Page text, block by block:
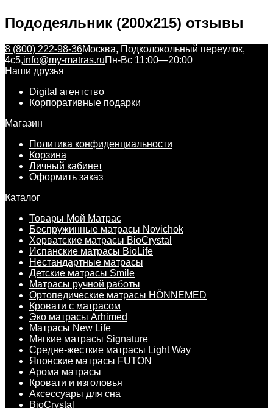
Пододеяльник (200x215) отзывы
8 (800) 222-98-36Москва, Подколокольный переулок,
4с5,info@my-matras.ruПн-Вс 11:00—20:00
Наши друзья
Digital агентство
Корпоративные подарки
Магазин
Политика конфиденциальности
Корзина
Личный кабинет
Оформить заказ
Каталог
Товары Мой Матрас
Беспружинные матрасы Novichok
Хорватские матрасы BioCrystal
Испанские матрасы BioLife
Нестандартные матрасы
Детские матрасы Smile
Матрасы ручной работы
Ортопедические матрасы HÖNNEMED
Кровати с матрасом
Эко матрасы Arhimed
Матрасы New Life
Мягкие матрасы Signature
Средне-жесткие матрасы Light Way
Японские матрасы FUTON
Арома матрасы
Кровати и изголовья
Аксессуары для сна
BioCrystal